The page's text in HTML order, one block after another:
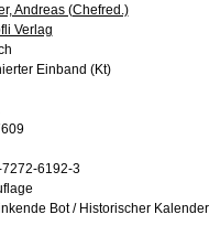
Andreas (Chefred.)
Verlag
Einband (Kt)
6192-3
Bot / Historischer Kalender